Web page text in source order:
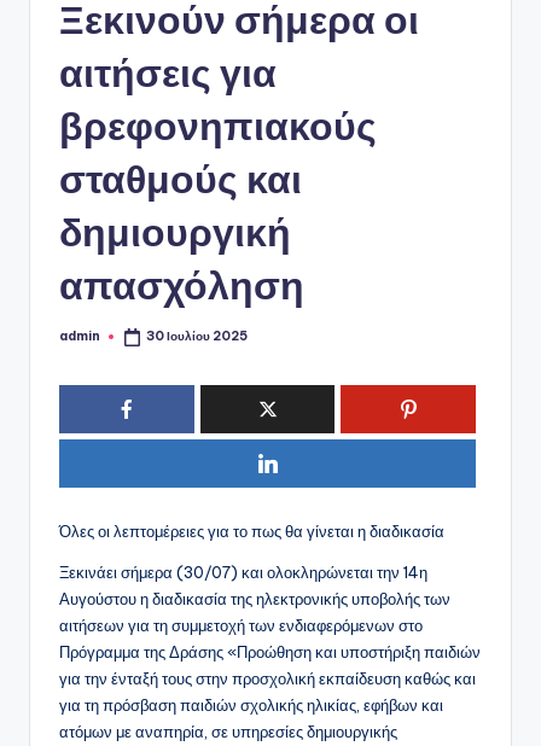
PΞεκινούν σήμερα οι
αιτήσεις για
βρεφονηπιακούς
σταθμούς και
δημιουργική
απασχόληση
Συγγραφέας:
admin 30 Ιουλίου 2025
Όλες οι λεπτομέρειες για το πως θα γίνεται η διαδικασία
Ξεκινάει σήμερα (30/07) και ολοκληρώνεται την 14η
Αυγούστου η διαδικασία της ηλεκτρονικής υποβολής των
αιτήσεων για τη συμμετοχή των ενδιαφερόμενων στο
Πρόγραμμα της Δράσης «Προώθηση και υποστήριξη παιδιών
για την ένταξή τους στην προσχολική εκπαίδευση καθώς και
για τη πρόσβαση παιδιών σχολικής ηλικίας, εφήβων και
ατόμων με αναπηρία, σε υπηρεσίες δημιουργικής